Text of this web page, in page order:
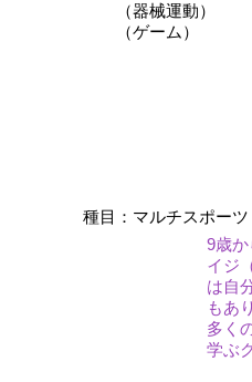
（器械運動）
（ゲーム）
種目：マルチスポーツ
9歳
イジ
は自
もあ
多く
学ぶ